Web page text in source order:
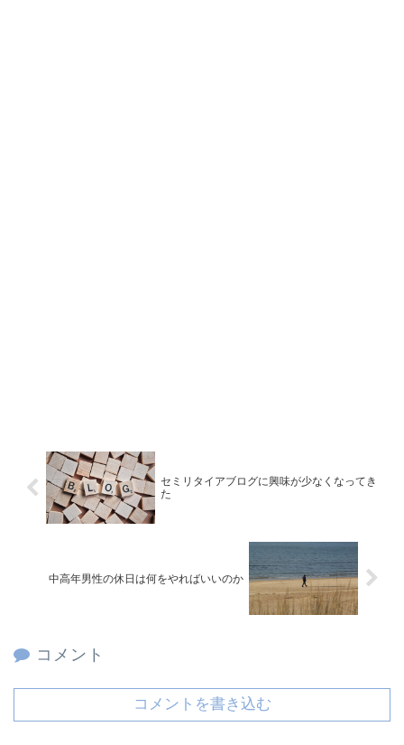
セミリタイアブログに興味が少なくなってき
た
中高年男性の休日は何をやればいいのか
コメント
コメントを書き込む